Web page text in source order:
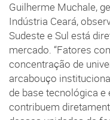
Guilherme Muchale,
Indústria Ceará,
Sudeste e Sul está
mercado. “Fatores
concentração de
arcabouço
de base tecnológica e
contribuem